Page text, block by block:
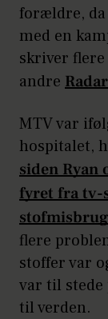
forældre, da
med en
skriver
andre
MTV var
hospitalet,
siden Ryan
fyret fra tv-
stofmisbrug
flere
stoffer var
var til stede
til verden.